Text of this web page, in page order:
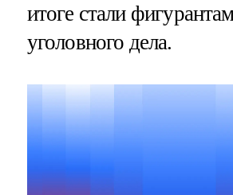
итоге стали
уголовного дела.